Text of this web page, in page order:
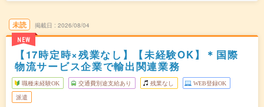
未読
NEW
掲載日 2026/08/04
【17時定時×残業なし】【未経験OK】＊国際
物流サービス企業で輸出関連業務
職種未経験OK 交通費別途支給あり 残業なし WEB登録OK
派遣